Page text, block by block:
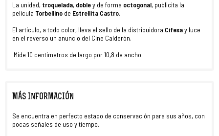
La unidad, troquelada, dobley de forma octogonal, publicita la
película Torbellino de Estrellita Castro.
El artículo, a todo color, lleva el sello de la distribuidora Cifesay luce
en el reverso un anuncio del Cine Calderón.
Mide 10 centímetros de largo por 10,8 de ancho.
MÁS INFORMACIÓN
Se encuentra en perfecto estado de conservación para sus años, con
pocas señales de uso y tiempo.